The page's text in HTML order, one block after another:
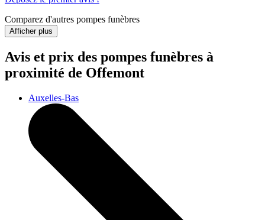
Comparez d'autres pompes funèbres
Afficher plus
Avis et prix des pompes funèbres à
proximité de Offemont
Auxelles-Bas